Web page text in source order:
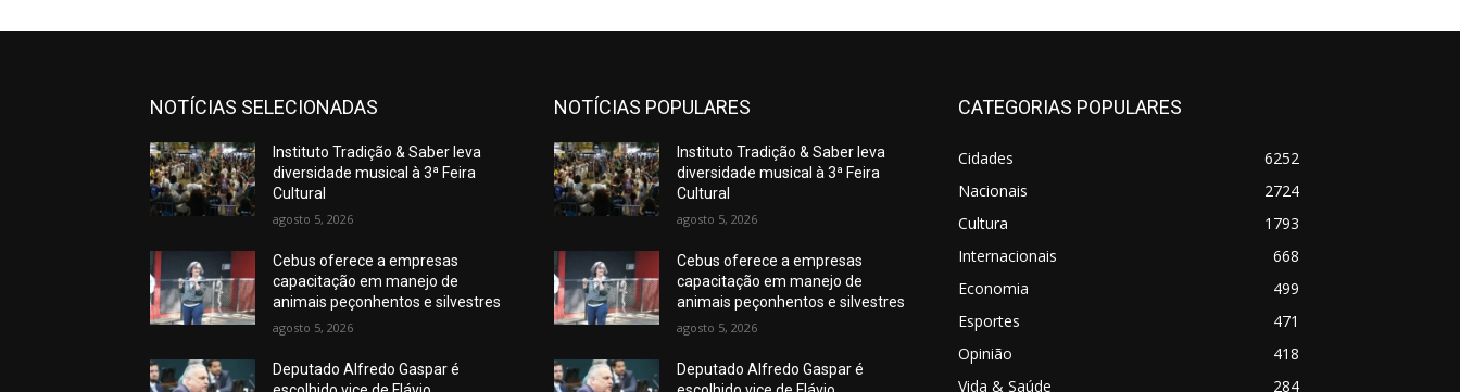
NOTÍCIAS SELECIONADAS
Instituto Tradição & Saber leva
diversidade musical à 3ª Feira
Cultural
agosto 5, 2026
Cebus oferece a empresas
capacitação em manejo de
animais peçonhentos e silvestres
agosto 5, 2026
Deputado Alfredo Gaspar é
NOTÍCIAS POPULARES
Instituto Tradição & Saber leva
diversidade musical à 3ª Feira
Cultural
agosto 5, 2026
Cebus oferece a empresas
capacitação em manejo de
animais peçonhentos e silvestres
agosto 5, 2026
Deputado Alfredo Gaspar é
CATEGORIAS POPULARES
Cidades
6252
Nacionais
2724
Cultura
1793
Internacionais
668
Economia
499
Esportes
471
Opinião
418
Vida & Saúde
284